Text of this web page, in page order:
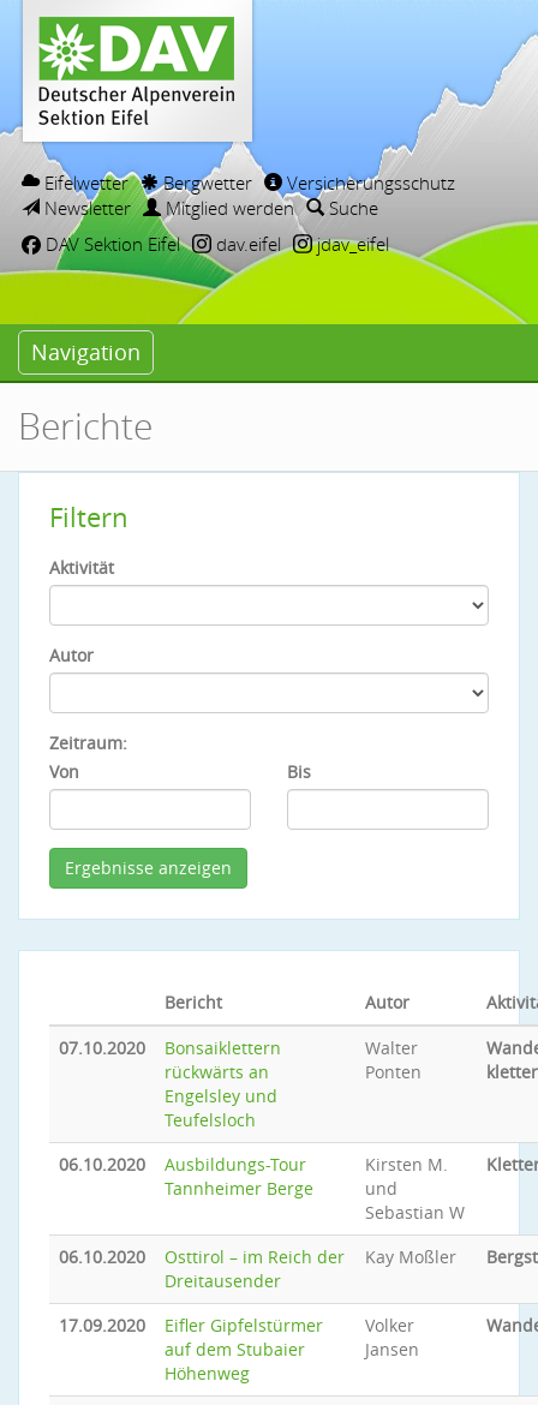
Eifelwetter Bergwetter
Versicherungsschutz
Newsletter
Mitglied werden
Suche
DAV Sektion Eifel
dav.eifel jdav_eifel
Navigation
Berichte
Filtern
Aktivität
Autor
Zeitraum:
Von
Bis
Bericht Autor
07.10.2020
Bonsaiklettern
rückwärts an
Engelsley und
Teufelsloch
Walter
Ponten
06.10.2020
Ausbildungs-Tour
Tannheimer Berge
Kirsten M.
und
Sebastian W
06.10.2020
Osttirol – im Reich der
Dreitausender
Kay Moßler
17.09.2020
Eifler Gipfelstürmer
auf dem Stubaier
Höhenweg
Volker
Jansen